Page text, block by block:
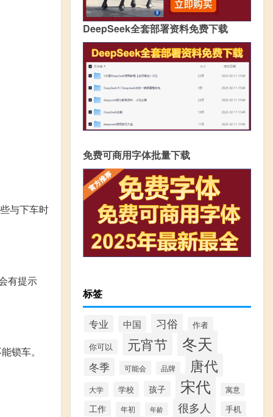
与下车时
有提示
锁车。
DeepSeek全套部署资料免费下载
免费可商用字体批量下载
标签
专业 中国 习俗 作者
你可以 元宵节 冬天
冬季 可能会 品牌 唐代
大学 学校 孩子 宋代 寓意
工作 年初 年龄 很多人 手机